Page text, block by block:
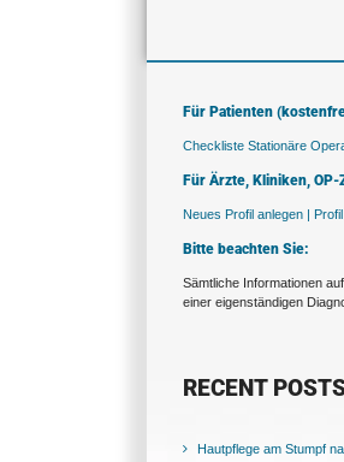
Für Patienten
Checkliste Stationäre
Für Ärzte, Kliniken,
Neues Profil anlegen |
Bitte beachten Sie:
Sämtliche Informationen
einer eigenständigen
RECENT
Hautpflege am Stumpf